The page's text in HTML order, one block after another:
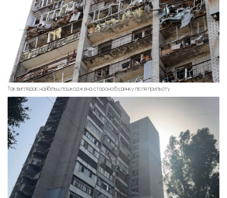
Так виглядає найбільш пошкоджена сторона будинку після прильоту